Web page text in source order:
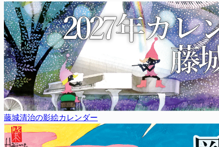
藤城清治の影絵カレンダー